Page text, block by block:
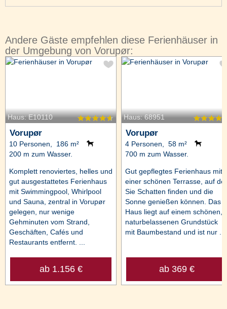
Andere Gäste empfehlen diese Ferienhäuser in
der Umgebung von Vorupør:
Haus: E10110
Vorupør
10 Personen, 186 m²
200 m zum Wasser.
Komplett renoviertes, helles und
gut ausgestattetes Ferienhaus
mit Swimmingpool, Whirlpool
und Sauna, zentral in Vorupør
gelegen, nur wenige
Gehminuten vom Strand,
Geschäften, Cafés und
Restaurants entfernt. ...
ab 1.156 €
Haus: 68951
Vorupør
4 Personen, 58 m²
700 m zum Wasser.
Gut gepflegtes Ferienhaus mit
einer schönen Terrasse, auf der
Sie Schatten finden und die
Sonne genießen können. Das
Haus liegt auf einem schönen,
naturbelassenen Grundstück
mit Baumbestand und ist nur ...
ab 369 €